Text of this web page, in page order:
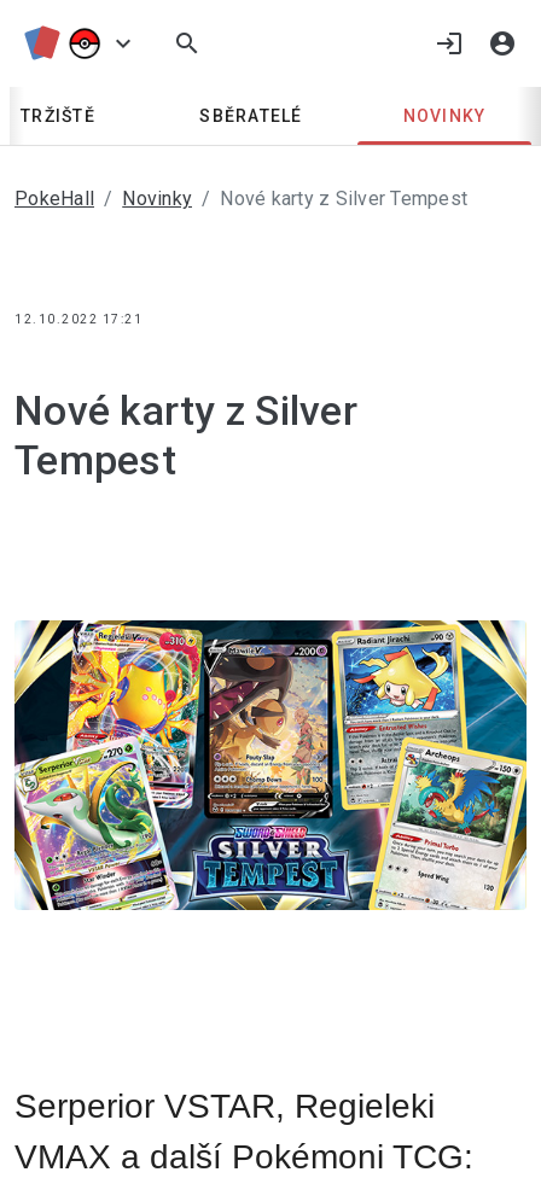
keyboard_arrow_down search login account_circle
TRŽIŠTĚ SBĚRATELÉ NOVINKY
PokeHall Novinky Nové karty z Silver Tempest
12.10.2022 17:21
Nové karty z Silver
Tempest
Serperior VSTAR, Regieleki
VMAX a další Pokémoni TCG: